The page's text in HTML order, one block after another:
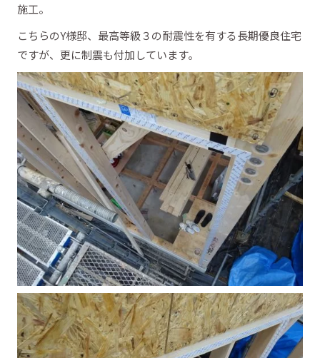
施工。
こちらのY様邸、最高等級３の耐震性を有する長期優良住宅
ですが、更に制震も付加しています。